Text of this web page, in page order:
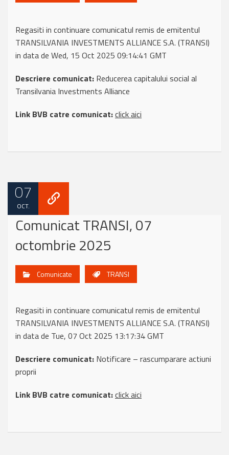
Regasiti in continuare comunicatul remis de emitentul
TRANSILVANIA INVESTMENTS ALLIANCE S.A. (TRANSI)
in data de Wed, 15 Oct 2025 09:14:41 GMT
Descriere comunicat: Reducerea capitalului social al
Transilvania Investments Alliance
Link BVB catre comunicat:click aici
07
OCT.
Comunicat TRANSI, 07
octombrie 2025
Comunicate TRANSI
Regasiti in continuare comunicatul remis de emitentul
TRANSILVANIA INVESTMENTS ALLIANCE S.A. (TRANSI)
in data de Tue, 07 Oct 2025 13:17:34 GMT
Descriere comunicat: Notificare – rascumparare actiuni
proprii
Link BVB catre comunicat:click aici